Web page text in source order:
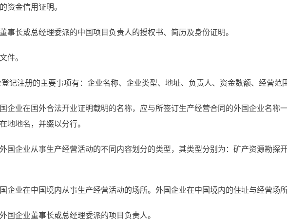
资金信用证明。
事长或总经理委派的中国项目负责人的授权书、简历及身份证明。
件。
记注册的主要事项有：企业名称、企业类型、地址、负责人、资金数额、经营范
企业在国外合法开业证明载明的名称，应与所签订生产经营合同的外国企业名称
地地名，并缀以分行。
国企业从事生产经营活动的不同内容划分的类型，其类型分别为：矿产资源勘探
企业在中国境内从事生产经营活动的场所。外国企业在中国境内的住址与经营场
国企业董事长或总经理委派的项目负责人。